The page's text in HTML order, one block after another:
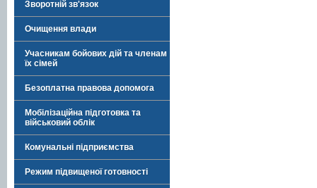
Зворотній зв'язок
Очищення влади
Учасникам бойових дій та членам
їх сімей
Безоплатна правова допомога
Мобілізаційна підготовка та
військовий облік
Комунальні підприємства
Режим підвищеної готовності